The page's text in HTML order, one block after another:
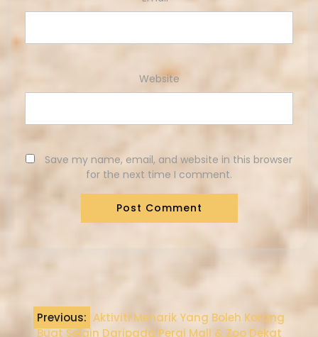
Website
Save my name, email, and website in this browser
for the next time I comment.
Previous: Aktiviti Menarik Yang Boleh Korang
Buat Selain Daripada Pergi Mall & Zoo Dekat